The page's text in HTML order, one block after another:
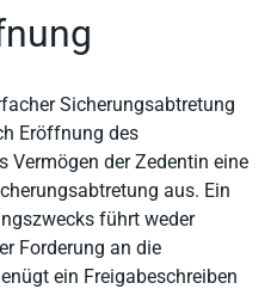
Sicherungsabtretung
Eröffnung des
Vermögen der Zedentin eine
aus. Ein
führt weder
Forderung an die
ein Freigabeschreiben